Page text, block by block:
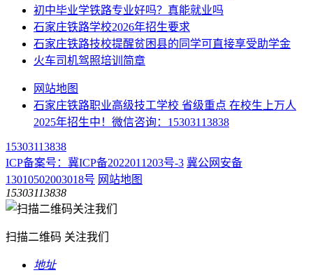
初中毕业学铁路专业好吗？真能就业吗
石家庄铁路学校2026年招生要求
石家庄铁路技校提醒贫困县的同学可直接享受助学金
火车司机驾照培训简章
网站地图
石家庄铁路职业高级技工学校 省级重点 在校生上万人
2025年招生中！微信咨询：15303113838
15303113838
ICP备案号：冀ICP备2022011203号-3 冀公网安备
13010502003018号 网站地图
15303113838
扫描二维码 关注我们
地址